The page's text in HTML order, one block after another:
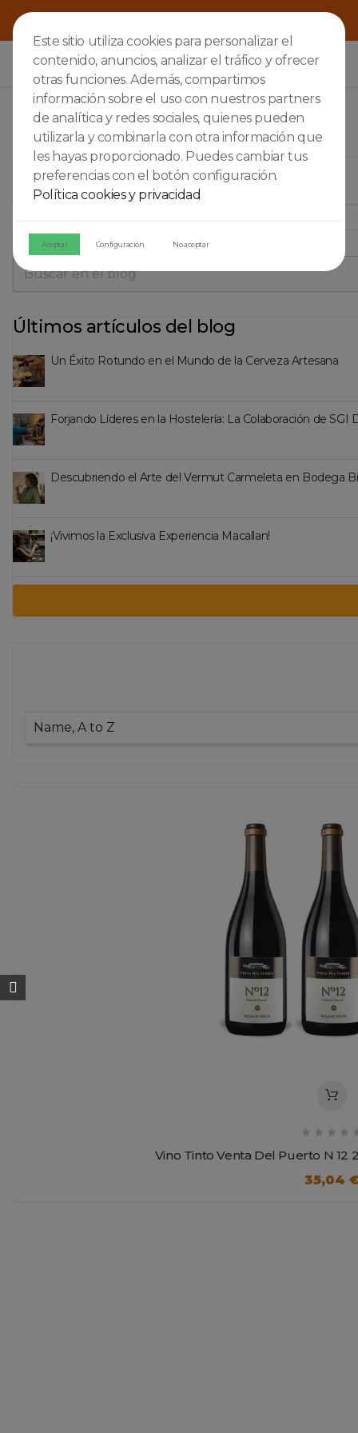
Este sitio utiliza cookies para personalizar el
contenido, anuncios, analizar el tráfico y ofrecer
otras funciones. Además, compartimos
información sobre el uso con nuestros partners
de analítica y redes sociales, quienes pueden
utilizarla y combinarla con otra información que
les hayas proporcionado. Puedes cambiar tus
preferencias con el botón configuración.
Política cookies y privacidad
Aceptar Configuración No aceptar
VENTA DEL PUERTO
Buscar en el blog
Últimos artículos del blog
Un Éxito Rotundo en el Mundo de la Cerveza Artesana
Forjando Líderes en la Hostelería: La Colaboración de SGI
Descubriendo el Arte del Vermut Carmeleta en Bodega
¡Vivimos la Exclusiva Experiencia Macallan!
Name, A to Z
   
Vino Tinto Venta Del Puerto N 12
35,04